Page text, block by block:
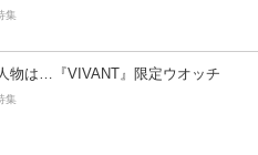
集
物は…『VIVANT』限定ウオッチ
集